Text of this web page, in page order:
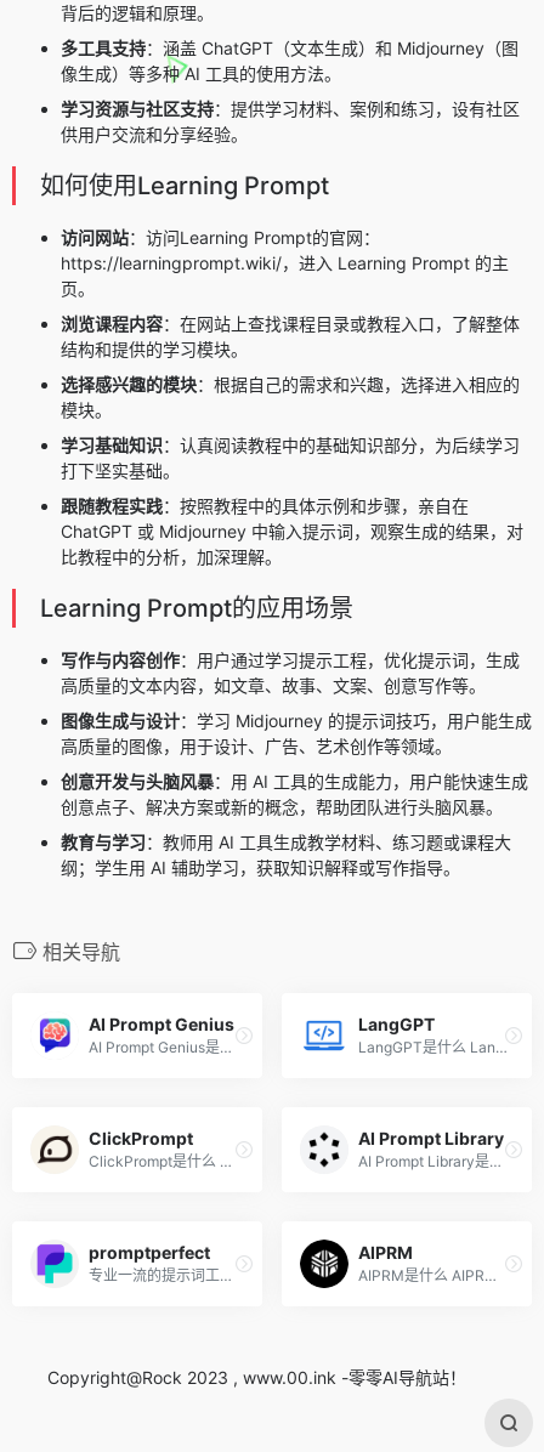
背后的逻辑和原理。
多工具支持：涵盖 ChatGPT（文本生成）和 Midjourney（图
像生成）等多种 AI 工具的使用方法。
学习资源与社区支持：提供学习材料、案例和练习，设有社区
供用户交流和分享经验。
如何使用Learning Prompt
访问网站：访问Learning Prompt的官网：
https://learningprompt.wiki/，进入 Learning Prompt 的主
页。
浏览课程内容：在网站上查找课程目录或教程入口，了解整体
结构和提供的学习模块。
选择感兴趣的模块：根据自己的需求和兴趣，选择进入相应的
模块。
学习基础知识：认真阅读教程中的基础知识部分，为后续学习
打下坚实基础。
跟随教程实践：按照教程中的具体示例和步骤，亲自在
ChatGPT 或 Midjourney 中输入提示词，观察生成的结果，对
比教程中的分析，加深理解。
Learning Prompt的应用场景
写作与内容创作：用户通过学习提示工程，优化提示词，生成
高质量的文本内容，如文章、故事、文案、创意写作等。
图像生成与设计：学习 Midjourney 的提示词技巧，用户能生成
高质量的图像，用于设计、广告、艺术创作等领域。
创意开发与头脑风暴：用 AI 工具的生成能力，用户能快速生成
创意点子、解决方案或新的概念，帮助团队进行头脑风暴。
教育与学习：教师用 AI 工具生成教学材料、练习题或课程大
纲；学生用 AI 辅助学习，获取知识解释或写作指导。
相关导航
AI Prompt Genius
AI Prompt Genius是什么 AI P...
LangGPT
LangGPT是什么 LangGPT是一种...
ClickPrompt
ClickPrompt是什么 ClickProm...
AI Prompt Library
AI Prompt Library是什么 AI ...
promptperfect
专业一流的提示词工程开发工具
AIPRM
AIPRM是什么 AIPRM 是提示管...
Copyright@Rock 2023 , www.00.ink -零零AI导航站！